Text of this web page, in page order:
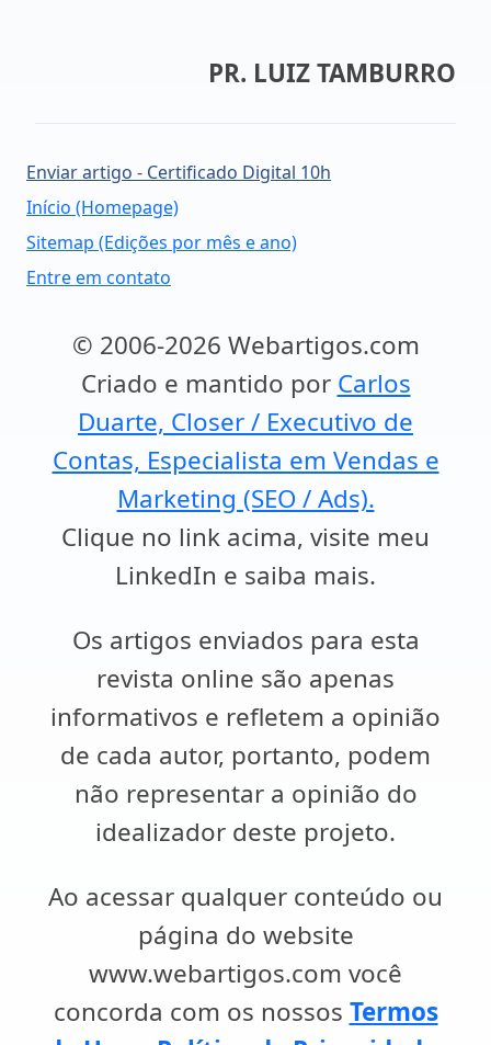
PR. LUIZ TAMBURRO
Enviar artigo - Certificado Digital 10h
Início (Homepage)
Sitemap (Edições por mês e ano)
Entre em contato
© 2006-2026 Webartigos.com
Criado e mantido por Carlos
Duarte, Closer / Executivo de
Contas, Especialista em Vendas e
Marketing (SEO / Ads).
Clique no link acima, visite meu
LinkedIn e saiba mais.
Os artigos enviados para esta
revista online são apenas
informativos e refletem a opinião
de cada autor, portanto, podem
não representar a opinião do
idealizador deste projeto.
Ao acessar qualquer conteúdo ou
página do website
www.webartigos.com você
concorda com os nossos Termos